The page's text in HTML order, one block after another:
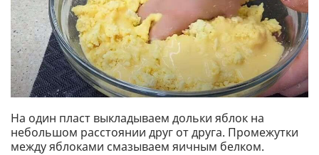
На один пласт выкладываем дольки яблок на
небольшом расстоянии друг от друга. Промежутки
между яблоками смазываем яичным белком.